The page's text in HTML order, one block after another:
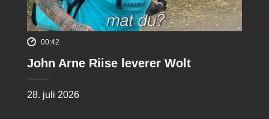
00:42
John Arne Riise leverer Wolt
28. juli 2026